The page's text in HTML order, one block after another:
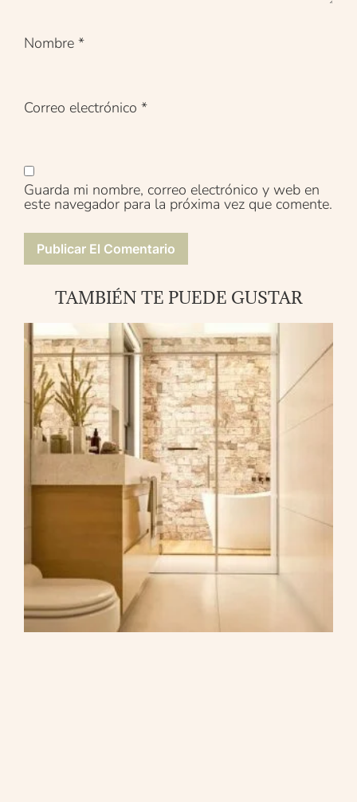
Nombre *
Correo electrónico *
Guarda mi nombre, correo electrónico y web en
este navegador para la próxima vez que comente.
TAMBIÉN TE PUEDE GUSTAR